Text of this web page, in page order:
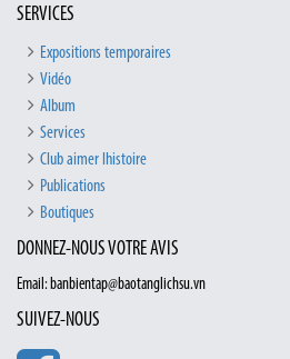
SERVICES
Expositions temporaires
Vidéo
Album
Services
Club aimer lhistoire
Publications
Boutiques
DONNEZ-NOUS VOTRE AVIS
Email: banbientap@baotanglichsu.vn
SUIVEZ-NOUS